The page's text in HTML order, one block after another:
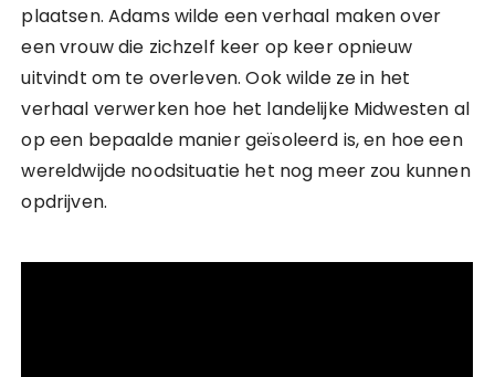
plaatsen. Adams wilde een verhaal maken over
een vrouw die zichzelf keer op keer opnieuw
uitvindt om te overleven. Ook wilde ze in het
verhaal verwerken hoe het landelijke Midwesten al
op een bepaalde manier geïsoleerd is, en hoe een
wereldwijde noodsituatie het nog meer zou kunnen
opdrijven.